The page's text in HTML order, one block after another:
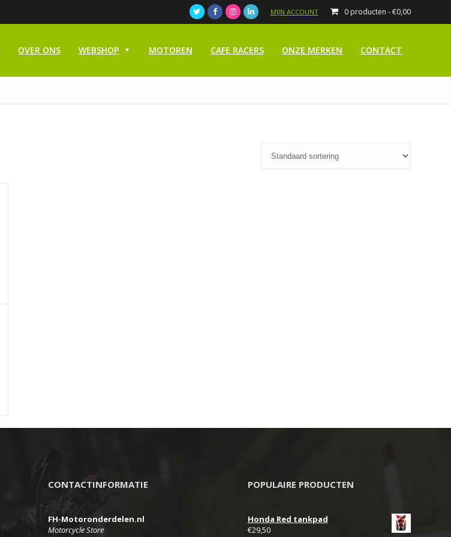
0 producten -€0,00
MIJN ACCOUNT
OVER ONS WEBSHOP MOTOREN CAFE RACERS ONZE MERKEN CONTACT
CONTACTINFORMATIE
FH-Motoronderdelen.nl
Motorcycle Store
POPULAIRE PRODUCTEN
Honda Red tankpad
€29,50